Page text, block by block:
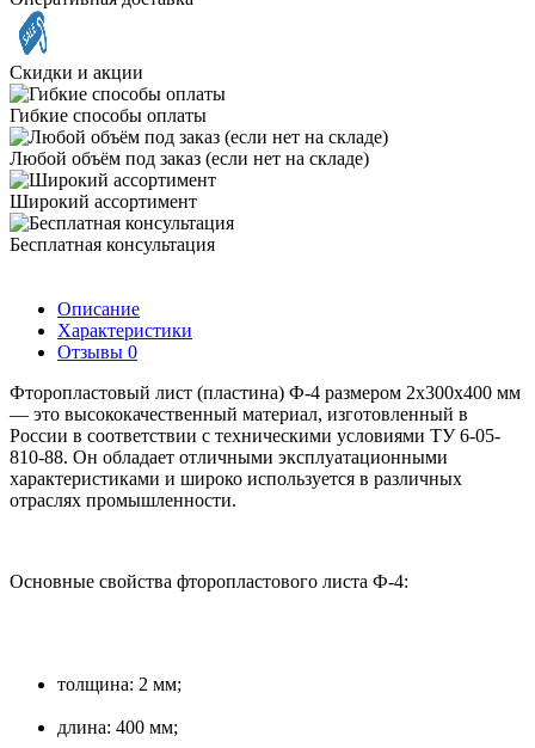
Скидки и акции
Гибкие способы оплаты
Любой объём под заказ (если нет на складе)
Широкий ассортимент
Бесплатная консультация
Описание
Характеристики
Отзывы 0
Фторопластовый лист (пластина) Ф-4 размером 2х300х400 мм
— это высококачественный материал, изготовленный в
России в соответствии с техническими условиями ТУ 6-05-
810-88. Он обладает отличными эксплуатационными
характеристиками и широко используется в различных
отраслях промышленности.
Основные свойства фторопластового листа Ф-4:
толщина: 2 мм;
длина: 400 мм;